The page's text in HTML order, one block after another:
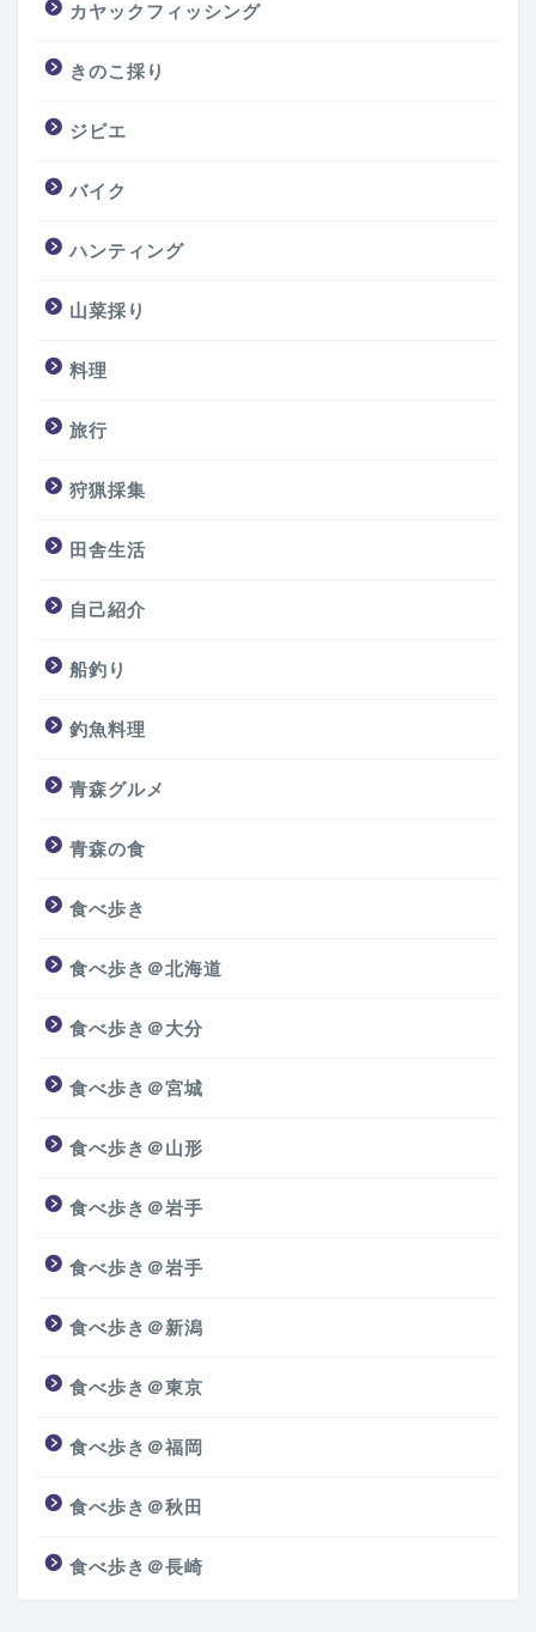
カヤックフィッシング
きのこ採り
ジビエ
バイク
ハンティング
山菜採り
料理
旅行
狩猟採集
田舎生活
自己紹介
船釣り
釣魚料理
青森グルメ
青森の食
食べ歩き
食べ歩き＠北海道
食べ歩き＠大分
食べ歩き＠宮城
食べ歩き＠山形
食べ歩き＠岩手
食べ歩き＠岩手
食べ歩き＠新潟
食べ歩き＠東京
食べ歩き＠福岡
食べ歩き＠秋田
食べ歩き＠長崎